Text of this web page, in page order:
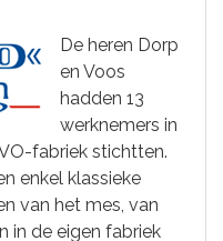
De heren Dorp
en Voos
hadden 13
werknemers in
fabriek stichtten.
enkel klassieke
van het mes, van
in de eigen fabriek